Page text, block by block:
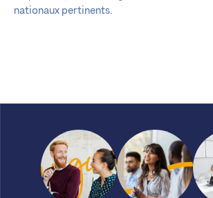
nationaux pertinents.